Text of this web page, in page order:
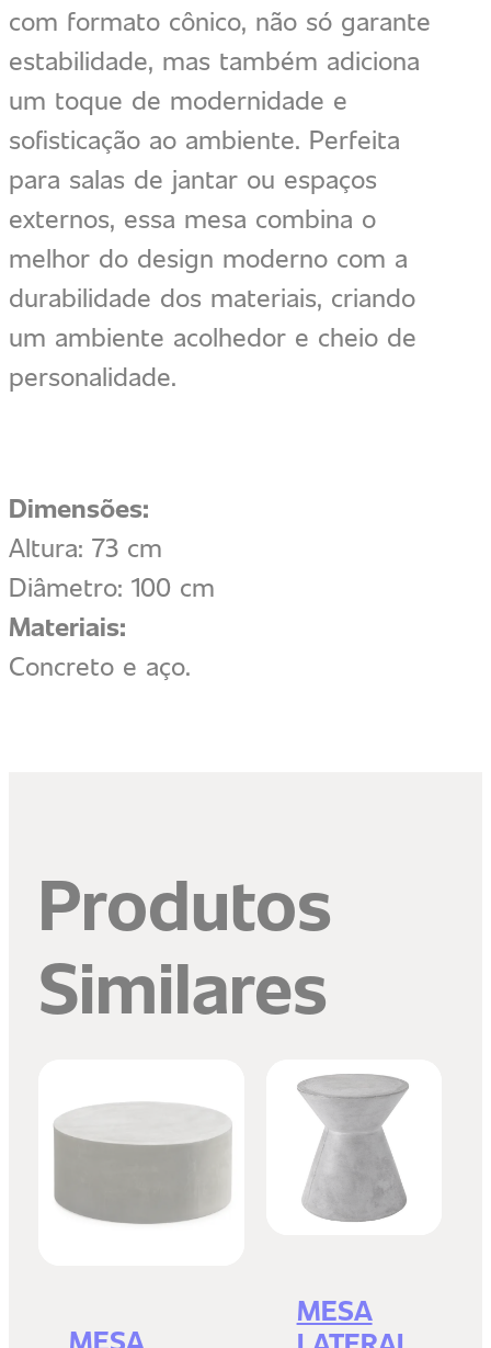
com formato cônico, não só garante
estabilidade, mas também adiciona
um toque de modernidade e
sofisticação ao ambiente. Perfeita
para salas de jantar ou espaços
externos, essa mesa combina o
melhor do design moderno com a
durabilidade dos materiais, criando
um ambiente acolhedor e cheio de
personalidade.
Dimensões:
Altura: 73 cm
Diâmetro: 100 cm
Materiais:
Concreto e aço.
Produtos
Similares
MESA
MESA